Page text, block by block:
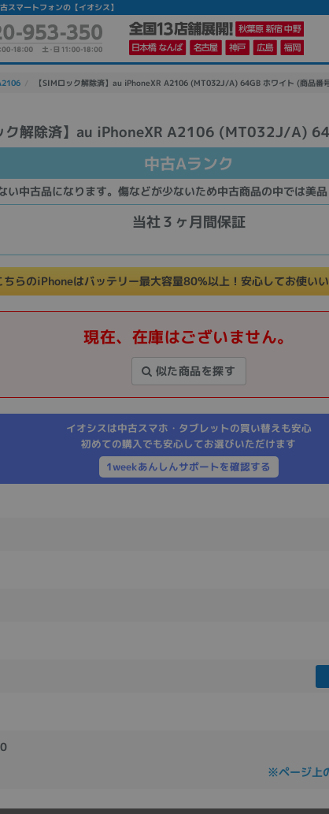
マートフォンの【イオシス】
【SIMロック解除済】au iPhoneXR A2106 (MT032J/A) 64GB ホワイト (商品番
ク解除済】au iPhoneXR A2106 (MT032J/A)
中古Aランク
い中古品になります。傷などが少ないため中古商品の中では美品
当社３ヶ月間保証
ちらのiPhoneはバッテリー最大容量80%以上！安心してお使い
現在、在庫はございません。
似た商品を探す
イオシスは中古スマホ・タブレットの買い替えも安心
初めての購入でも安心してお選びいただけます
1weekあんしんサポートを確認する
※ページ上
かんたんパソコン検索に切り替える
カテゴリー
商品ジャンルの絞り込み
メーカー
製造、販売メーカーの絞り込み
Asus HP